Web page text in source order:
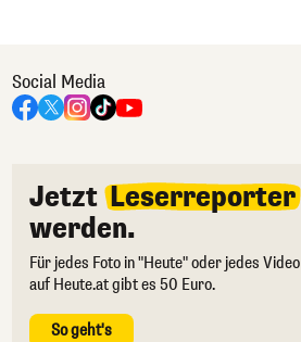
Social Media
Jetzt Leserreporter
werden.
Für jedes Foto in "Heute" oder jedes Video
auf Heute.at gibt es 50 Euro.
So geht's